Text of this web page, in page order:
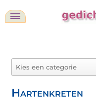
Hartenkreten